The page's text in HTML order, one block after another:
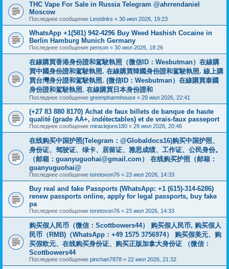
THC Vape For Sale in Russia Telegram @ahrrendaniel
Moscow
Последнее сообщение Lestdnks « 30 июл 2026, 19:23
WhatsApp +1(581) 942-4296 Buy Weed Hashish Cocaine in
Berlin Hamburg Munich Germany
Последнее сообщение penson « 30 июл 2026, 18:26
在線購買香港身份證和駕駛執照（微信ID：Wesbutman）在線購
買中國身份證和駕駛執照. 在線購買韓國身份證和駕駛執照. 線上購
買台灣身分證和駕駛執照. (微信ID：Wesbutman）在線購買泰國
身份證和駕駛執照. 在線購買日本身份證和
Последнее сообщение greenpharmhouse « 29 июл 2026, 22:41
(+27 83 880 8170) Achat de faux billets de banque de haute
qualité (grade AA+, indétectables) et de vrais-faux passeport
Последнее сообщение miraclejons180 « 29 июл 2026, 20:46
在线购买中国护照(Telegram：@Globaldocs16)购买中国护照、
身份证、驾驶证、绿卡、居留证、雅思成绩、工作证、公民身份。
（邮箱： guanyuguohai@gmail.com ） 在线购买护照（邮箱：
guanyuguohai@
Последнее сообщение toretovon76 « 23 июл 2026, 14:33
Buy real and fake Passports (WhatsApp: +1 (615)-314-6286)
renew passports online, apply for legal passports, buy fake
pa
Последнее сообщение toretovon76 « 23 июл 2026, 14:33
购买假人民币（微信：Scottbowers44） 购买假人民币, 购买假人
民币（RMB)（WhatsApp：+49 1575 3756974） 购买假美元、购
买假欧元、在线购买身份证、购买正版加拿大身份证 （微信：
Scottbowers44
Последнее сообщение pinchan7878 « 22 июл 2026, 21:32